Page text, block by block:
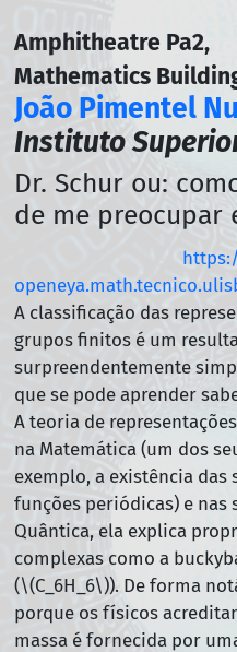
Amphitheatre Pa2,
Mathematics
João Pimentel
Instituto Superior
Dr. Schur ou:
de me preocupar
A classificação das
grupos finitos é um
surpreendentemente
que se pode aprender
A teoria de
na Matemática (um dos
exemplo, a existência das
funções periódicas) e nas
Quântica, ela explica
complexas como a
(\(C_6H_6\)). De forma
porque os físicos
massa é fornecida por